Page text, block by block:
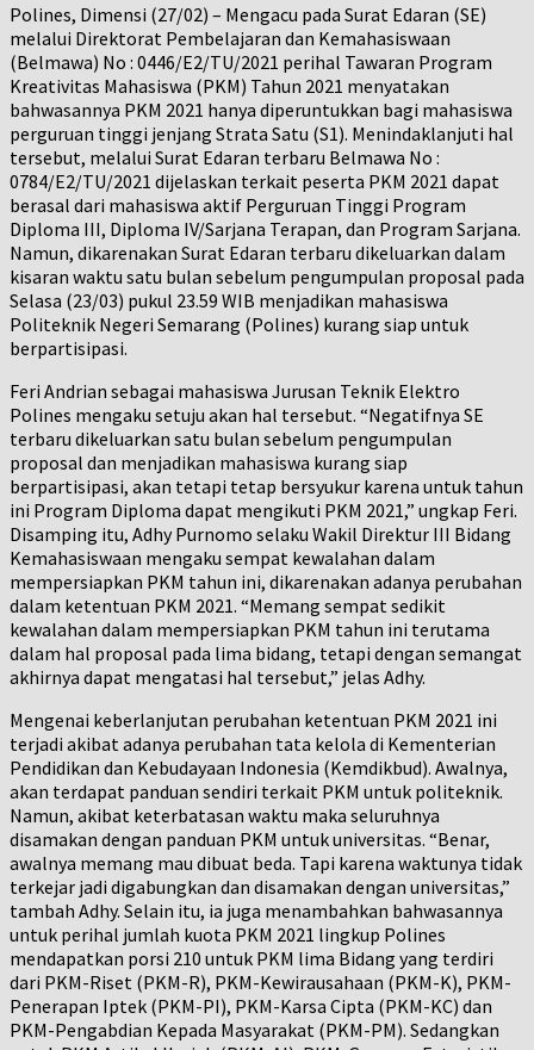
Polines, Dimensi (27/02) – Mengacu pada Surat Edaran (SE)
melalui Direktorat Pembelajaran dan Kemahasiswaan
(Belmawa) No : 0446/E2/TU/2021 perihal Tawaran Program
Kreativitas Mahasiswa (PKM) Tahun 2021 menyatakan
bahwasannya PKM 2021 hanya diperuntukkan bagi mahasiswa
perguruan tinggi jenjang Strata Satu (S1). Menindaklanjuti hal
tersebut, melalui Surat Edaran terbaru Belmawa No :
0784/E2/TU/2021 dijelaskan terkait peserta PKM 2021 dapat
berasal dari mahasiswa aktif Perguruan Tinggi Program
Diploma III, Diploma IV/Sarjana Terapan, dan Program Sarjana.
Namun, dikarenakan Surat Edaran terbaru dikeluarkan dalam
kisaran waktu satu bulan sebelum pengumpulan proposal pada
Selasa (23/03) pukul 23.59 WIB menjadikan mahasiswa
Politeknik Negeri Semarang (Polines) kurang siap untuk
berpartisipasi.
Feri Andrian sebagai mahasiswa Jurusan Teknik Elektro
Polines mengaku setuju akan hal tersebut. “Negatifnya SE
terbaru dikeluarkan satu bulan sebelum pengumpulan
proposal dan menjadikan mahasiswa kurang siap
berpartisipasi, akan tetapi tetap bersyukur karena untuk tahun
ini Program Diploma dapat mengikuti PKM 2021,” ungkap Feri.
Disamping itu, Adhy Purnomo selaku Wakil Direktur III Bidang
Kemahasiswaan mengaku sempat kewalahan dalam
mempersiapkan PKM tahun ini, dikarenakan adanya perubahan
dalam ketentuan PKM 2021. “Memang sempat sedikit
kewalahan dalam mempersiapkan PKM tahun ini terutama
dalam hal proposal pada lima bidang, tetapi dengan semangat
akhirnya dapat mengatasi hal tersebut,” jelas Adhy.
Mengenai keberlanjutan perubahan ketentuan PKM 2021 ini
terjadi akibat adanya perubahan tata kelola di Kementerian
Pendidikan dan Kebudayaan Indonesia (Kemdikbud). Awalnya,
akan terdapat panduan sendiri terkait PKM untuk politeknik.
Namun, akibat keterbatasan waktu maka seluruhnya
disamakan dengan panduan PKM untuk universitas. “Benar,
awalnya memang mau dibuat beda. Tapi karena waktunya tidak
terkejar jadi digabungkan dan disamakan dengan universitas,”
tambah Adhy. Selain itu, ia juga menambahkan bahwasannya
untuk perihal jumlah kuota PKM 2021 lingkup Polines
mendapatkan porsi 210 untuk PKM lima Bidang yang terdiri
dari PKM-Riset (PKM-R), PKM-Kewirausahaan (PKM-K), PKM-
Penerapan Iptek (PKM-PI), PKM-Karsa Cipta (PKM-KC) dan
PKM-Pengabdian Kepada Masyarakat (PKM-PM). Sedangkan